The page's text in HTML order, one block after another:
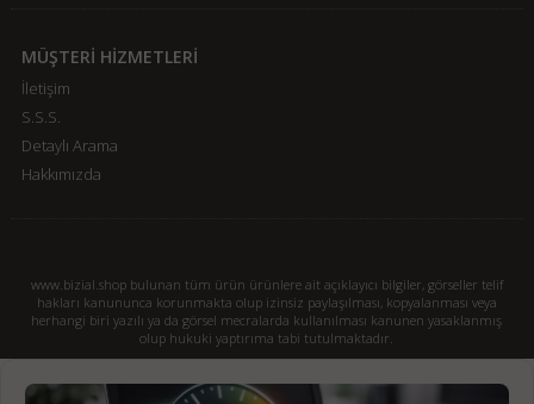
MÜŞTERİ HİZMETLERİ
İletişim
S.S.S.
Detaylı Arama
Hakkımızda
www.bizial.shop bulunan tüm ürün ürünlere ait açıklayıcı bilgiler, görseller telif
hakları kanununca korunmakta olup izinsiz paylaşılması, kopyalanması veya
herhangi biri yazılı ya da görsel mecralarda kullanılması kanunen yasaklanmış
olup hukuki yaptırıma tabi tutulmaktadır.